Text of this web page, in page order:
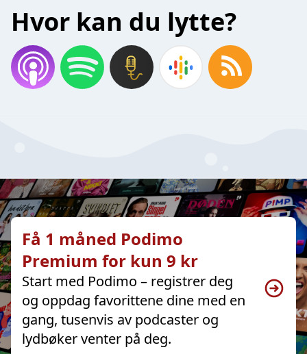
Hvor kan du lytte?
Få 1 måned Podimo
Premium for kun 9 kr
Start med Podimo – registrer deg
og oppdag favorittene dine med en
gang, tusenvis av podcaster og
lydbøker venter på deg.